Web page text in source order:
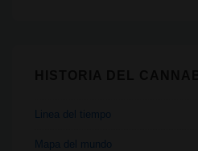
Linea del tiempo
Mapa del mundo